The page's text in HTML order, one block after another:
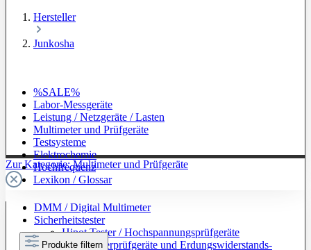
Zur Kategorie: Multimeter und Prüfgeräte
DMM / Digital Multimeter
Sicherheitstester
Hipot Tester / Hochspannungsprüfgeräte
Schutzleiterprüfgeräte und Erdungswiderstands-
Hersteller
Junkosha
%SALE%
Labor-Messgeräte
Leistung / Netzgeräte / Lasten
Multimeter und Prüfgeräte
Testsysteme
Elektrochemie
Hochfrequenz
Lexikon / Glossar
Produkte filtern